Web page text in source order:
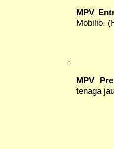
MPV
Mobilio.
MPV
tenaga